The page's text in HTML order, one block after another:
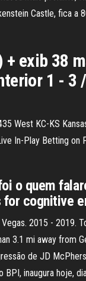
Castle, fica a
+ exib 38
1 - 3
West KC-KS
In-Play Betting on
o quem
for cognitive
2015 - 2019.
3.1 mi away from
de JD
BPI, inaugura hoje,